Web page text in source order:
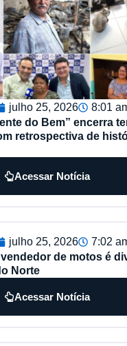
julho 25, 2026
8:01
do Bem” encerra
retrospectiva de
Acessar Notícia
julho 25, 2026
7:02
de motos é
Norte
Acessar Notícia